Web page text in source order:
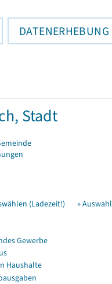
DATENERHEBUNG
Stadt
(Ladezeit!) »
Gewerbe
Haushalte